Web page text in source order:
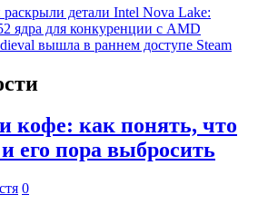
раскрыли детали Intel Nova Lake:
ядра для конкуренции с AMD
вышла в раннем доступе Steam
кофе: как понять, что
его пора выбросить
0